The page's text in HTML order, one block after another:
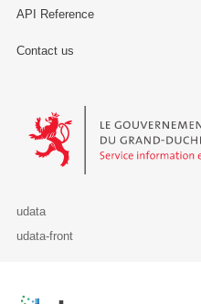
API Reference
Contact us
Le Gouvernement du Grand-
udata
udata-front